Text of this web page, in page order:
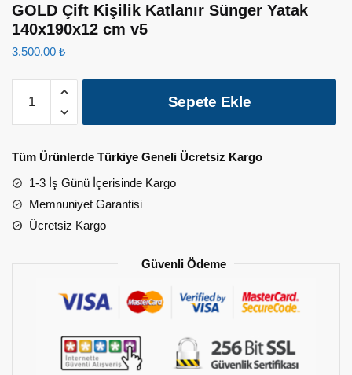
GOLD Çift Kişilik Katlanır Sünger Yatak
140x190x12 cm v5
3.500,00 ₺
Kişilik
Sünger
Yatak
140x190x12
cm
Sepete Ekle
Tüm Ürünlerde Türkiye Geneli Ücretsiz Kargo
1-3 İş Günü İçerisinde Kargo
Memnuniyet Garantisi
Ücretsiz Kargo
Güvenli Ödeme